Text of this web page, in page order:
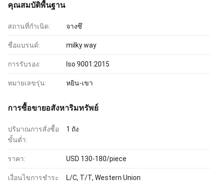
คุณสมบัติพื้นฐาน
สถานที่กำเนิด: จางซึ
ชื่อแบรนด์: milky way
การรับรอง: Iso 9001:2015
หมายเลขรุ่น: หยิน-เขา
การซื้อขายอสังหาริมทรัพย์
ปริมาณการสั่งซื้อ
ขั้นต่ำ:
1 ถัง
ราคา: USD 130-180/piece
เงื่อนไขการชำระ
L/C, T/T, Western Union